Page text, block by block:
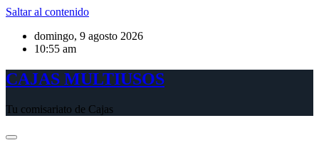
Saltar al contenido
domingo, 9 agosto 2026
10:55 am
CAJAS MULTIUSOS
Tu comisariato de Cajas